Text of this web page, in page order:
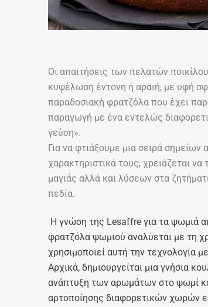
Οι απαιτήσεις των πελατών
κυψέλωση έντονη ή αραιή, με υφή
παραδοσιακή φρατζόλα που έχει
παραγωγή με ένα εντελώς
γεύση».
Για να φτιάξουμε μια σειρά
χαρακτηριστικά τους, χρειάζεται
μαγιάς αλλά και λύσεων στα
πεδία.
Η γνώση της Lesaffre για τα ψωμιά
φρατζόλα ψωμιού αναλύεται με τη
χρησιμοποιεί αυτή την τεχνολογία
Αρχικά, δημιουργείται μια γνήσια
ανάπτυξη των αρωμάτων στο ψωμί
αρτοποίησης διαφορετικών χωρών